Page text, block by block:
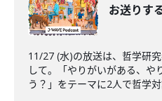
お送りす
11/27 (水)の放送は、哲学研
して。「やりがいがある、や
う？」をテーマに2人で哲学対